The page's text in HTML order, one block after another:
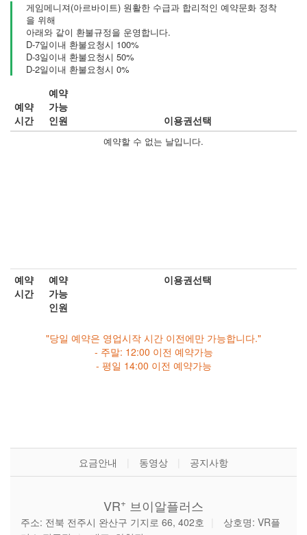
게임메니져(아르바이트) 원활한 수급과 합리적인 예약문화 정착
을 위해
아래와 같이 환불규정을 운영합니다.
D-7일이내 환불요청시 100%
D-3일이내 환불요청시 50%
D-2일이내 환불요청시 0%
예약
시간
예약
가능
인원
이용권선택
예약할 수 없는 날입니다.
예약
시간
예약
가능
인원
이용권선택
"당일 예약은 영업시작 시간 이전에만 가능합니다."
- 주말: 12:00 이전 예약가능
- 평일 14:00 이전 예약가능
요금안내 동영상 공지사항
VR+ 브이알플러스
주소: 전북 전주시 완산구 기지로 66, 402호
상호명: VR플